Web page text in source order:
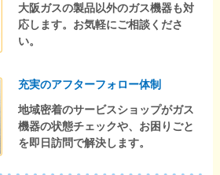
大阪ガスの製品以外のガス機器も対
応します。お気軽にご相談くださ
い。
充実のアフターフォロー体制
地域密着のサービスショップがガス
機器の状態チェックや、お困りごと
を即日訪問で解決します。